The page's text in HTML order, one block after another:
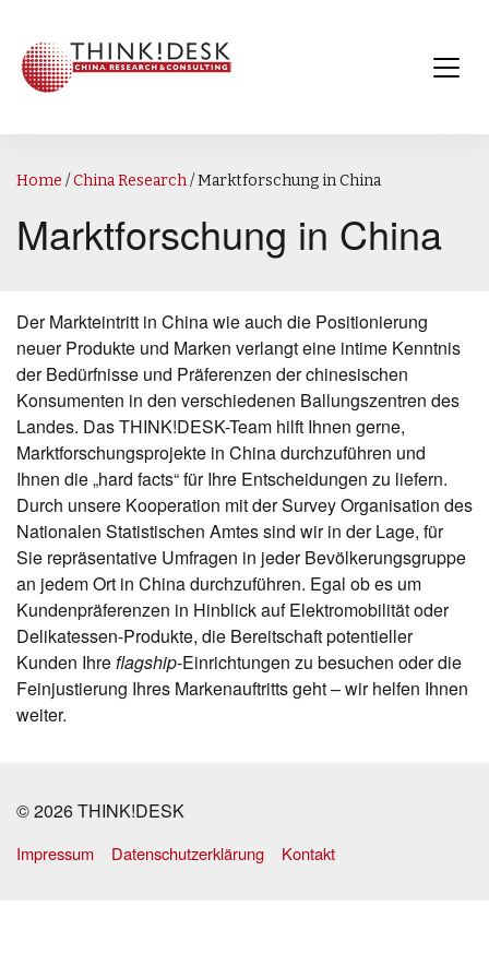
Home /China Research/Marktforschung in China
Marktforschung in China
Der Markteintritt in China wie auch die Positionierung
neuer Produkte und Marken verlangt eine intime Kenntnis
der Bedürfnisse und Präferenzen der chinesischen
Konsumenten in den verschiedenen Ballungszentren des
Landes. Das THINK!DESK-Team hilft Ihnen gerne,
Marktforschungsprojekte in China durchzuführen und
Ihnen die „hard facts“ für Ihre Entscheidungen zu liefern.
Durch unsere Kooperation mit der Survey Organisation des
Nationalen Statistischen Amtes sind wir in der Lage, für
Sie repräsentative Umfragen in jeder Bevölkerungsgruppe
an jedem Ort in China durchzuführen. Egal ob es um
Kundenpräferenzen in Hinblick auf Elektromobilität oder
Delikatessen-Produkte, die Bereitschaft potentieller
Kunden Ihreflagship-Einrichtungen zu besuchen oder die
Feinjustierung Ihres Markenauftritts geht – wir helfen Ihnen
weiter.
© 2026 THINK!DESK
Impressum Datenschutzerklärung Kontakt